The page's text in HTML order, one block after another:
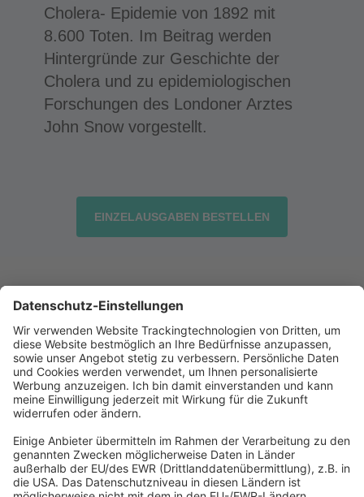
Cholera- Epidemie von 1892 mit
8.600 Toten. Im Beitrag werden
Hintergründe zur Geschichte der
Cholera und zu epidemiologischen
Forschungen des Londoner Arztes
John Snow vorgestellt.
EINZELAUSGABEN BESTELLEN
Abonnement anfordern| Abo kündigen|
Werben bei uns